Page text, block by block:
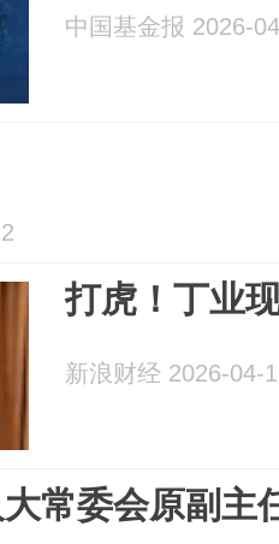
中国基金报 2026-
打虎！丁业
新浪财经 2026-04-
常委会原副主